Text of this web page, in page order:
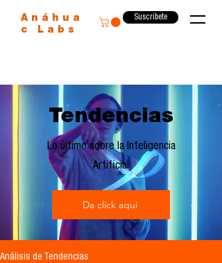
Anáhua
c Labs
Suscríbete
Tendencias
Lo último sobre la Inteligencia
Artificial
Da click aquí
Análisis de Tendencias